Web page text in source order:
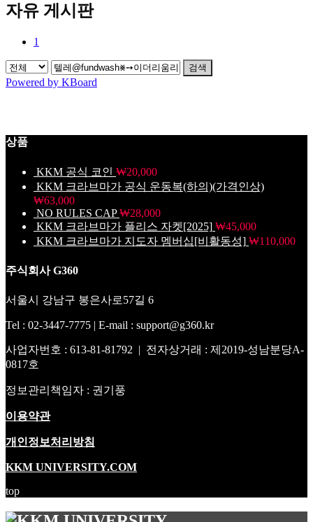
자유 게시판
1
검색
Powered by KBoard
상품
KKM 공식 코인 ₩20,000
KKM 크라브마가 공식 운동복(하의)(가격인상)
₩63,000
NO RULES CAP ₩28,000
KKM 크라브마가 플리스 자켓[2025] ₩45,000
KKM 크라브마가 지도자 멤버십[비활동성] ₩110,000
주식회사 G360
서울시 강남구 봉은사로57길 6
Tel : 02-3447-7775 | E-mail : support@g360.kr
사업자번호 : 613-81-81792 | 전자상거래 : 제2019-성남분당A-
0817호
정보관리책임자 : 권기풍
이용약관
개인정보처리방침
KKM UNIVERSITY.COM
top